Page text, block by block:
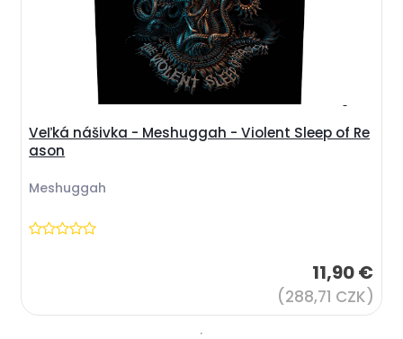
Veľká nášivka - Meshuggah - Violent Sleep of Re
ason
Meshuggah
11,90 €
(288,71 CZK)